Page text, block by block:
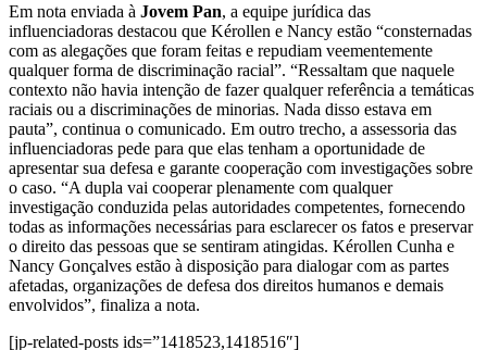
Em nota enviada à Jovem Pan, a equipe jurídica das
influenciadoras destacou que Kérollen e Nancy estão “consternadas
com as alegações que foram feitas e repudiam veementemente
qualquer forma de discriminação racial”. “Ressaltam que naquele
contexto não havia intenção de fazer qualquer referência a temáticas
raciais ou a discriminações de minorias. Nada disso estava em
pauta”, continua o comunicado. Em outro trecho, a assessoria das
influenciadoras pede para que elas tenham a oportunidade de
apresentar sua defesa e garante cooperação com investigações sobre
o caso. “A dupla vai cooperar plenamente com qualquer
investigação conduzida pelas autoridades competentes, fornecendo
todas as informações necessárias para esclarecer os fatos e preservar
o direito das pessoas que se sentiram atingidas. Kérollen Cunha e
Nancy Gonçalves estão à disposição para dialogar com as partes
afetadas, organizações de defesa dos direitos humanos e demais
envolvidos”, finaliza a nota.
[jp-related-posts ids=”1418523,1418516″]